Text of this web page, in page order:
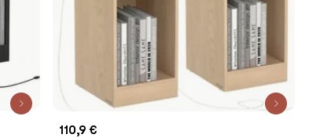
110,9 €